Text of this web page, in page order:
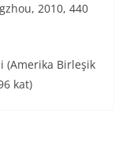
2010, 440
(Amerika Birleşik
kat)